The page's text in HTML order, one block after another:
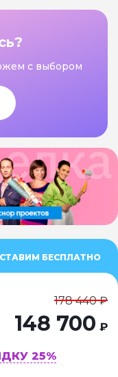
с выбором
БЕСПЛАТНО
178 440 ₽
148 700 ₽
25%